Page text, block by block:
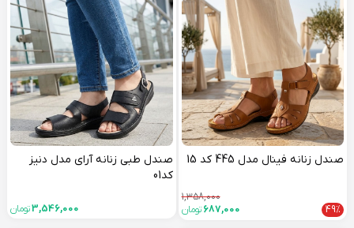
صندل زنانه فینال مدل 445 کد 15
1,358,000
49%
687,000 تومان
صندل طبی زنانه آرای مدل دنیز
کد01
3,546,000تومان